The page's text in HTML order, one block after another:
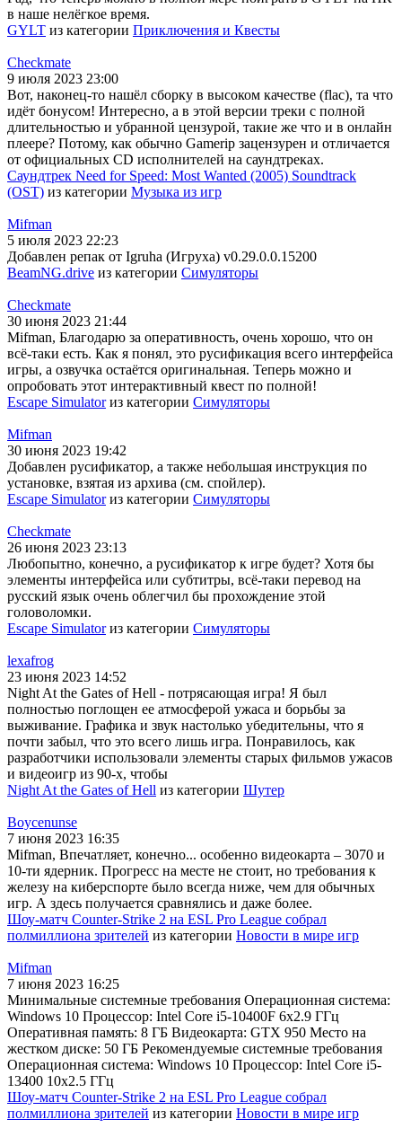
в наше нелёгкое время.
GYLT из категории Приключения и Квесты
Checkmate
9 июля 2023 23:00
Вот, наконец-то нашёл сборку в высоком качестве (flac), та что
идёт бонусом! Интересно, а в этой версии треки с полной
длительностью и убранной цензурой, такие же что и в онлайн
плеере? Потому, как обычно Gamerip зацензурен и отличается
от официальных CD исполнителей на саундтреках.
Саундтрек Need for Speed: Most Wanted (2005) Soundtrack
(OST) из категории Музыка из игр
Mifman
5 июля 2023 22:23
Добавлен репак от Igruha (Игруха) v0.29.0.0.15200
BeamNG.drive из категории Симуляторы
Checkmate
30 июня 2023 21:44
Mifman, Благодарю за оперативность, очень хорошо, что он
всё-таки есть. Как я понял, это русификация всего интерфейса
игры, а озвучка остаётся оригинальная. Теперь можно и
опробовать этот интерактивный квест по полной!
Escape Simulatorиз категории Симуляторы
Mifman
30 июня 2023 19:42
Добавлен русификатор, а также небольшая инструкция по
установке, взятая из архива (см. спойлер).
Escape Simulatorиз категории Симуляторы
Checkmate
26 июня 2023 23:13
Любопытно, конечно, а русификатор к игре будет? Хотя бы
элементы интерфейса или субтитры, всё-таки перевод на
русский язык очень облегчил бы прохождение этой
головоломки.
Escape Simulatorиз категории Симуляторы
lexafrog
23 июня 2023 14:52
Night At the Gates of Hell - потрясающая игра! Я был
полностью поглощен ее атмосферой ужаса и борьбы за
выживание. Графика и звук настолько убедительны, что я
почти забыл, что это всего лишь игра. Понравилось, как
разработчики использовали элементы старых фильмов ужасов
и видеоигр из 90-х, чтобы
Night At the Gates of Hell из категории Шутер
Boycenunse
7 июня 2023 16:35
Mifman, Впечатляет, конечно... особенно видеокарта – 3070 и
10-ти ядерник. Прогресс на месте не стоит, но требования к
железу на киберспорте было всегда ниже, чем для обычных
игр. А здесь получается сравнялись и даже более.
Шоу-матч Counter-Strike 2 на ESL Pro League собрал
полмиллиона зрителей из категории Новости в мире игр
Mifman
7 июня 2023 16:25
Минимальные системные требования Операционная система:
Windows 10 Процессор: Intel Core i5-10400F 6x2.9 ГГц
Оперативная память: 8 ГБ Видеокарта: GTX 950 Место на
жестком диске: 50 ГБ Рекомендуемые системные требования
Операционная система: Windows 10 Процессор: Intel Core i5-
13400 10x2.5 ГГц
Шоу-матч Counter-Strike 2 на ESL Pro League собрал
полмиллиона зрителей из категории Новости в мире игр